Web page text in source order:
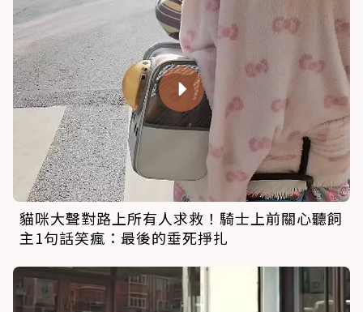
貓咪大聲對路上所有人求救！騎士上前關心聽飼
主1句話笑瘋：最後的垂死掙扎